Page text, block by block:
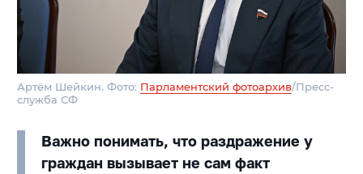
Артём Шейкин. Фото: Парламентский фотоархив/Пресс-
служба СФ
Важно понимать, что раздражение у
граждан вызывает не сам факт